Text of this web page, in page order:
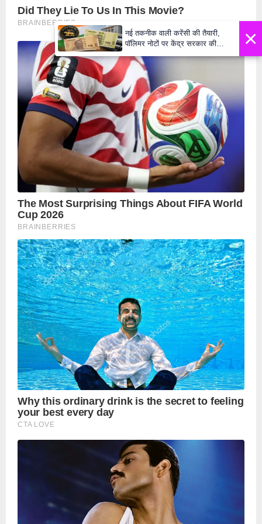
×
नई तकनीक वाली करेंसी की तैयारी,
पॉलिमर नोटों पर केंद्र सरकार की
₹10 और ₹20 के नोट - Daily Lok
Manch PM Modi U